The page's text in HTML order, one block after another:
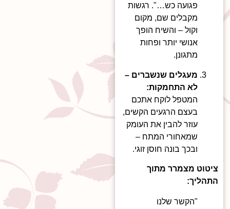
פגועה כש…". רגשות
מקבלים שם, מקום
וקול – והשיח הופך
אנושי יותר ופחות
מתגונן.
מעגלים שנשברים –
לא התחמקות:
המטפל לוקח אתכם
בעצם הרגעים הקשים,
עוזר להבין את העומק
שמאחורי המתח –
ובכך בונה חוסן זוגי.
ציטוט מצמרר מתוך
התהליך:
"הקשר שלנו